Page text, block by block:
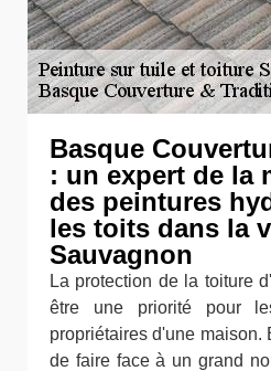
Basque
: un expert de la
des peintures
les toits dans la
Sauvagnon
La protection de la toiture
être une priorité pour
propriétaires d'une maison.
de faire face à un grand